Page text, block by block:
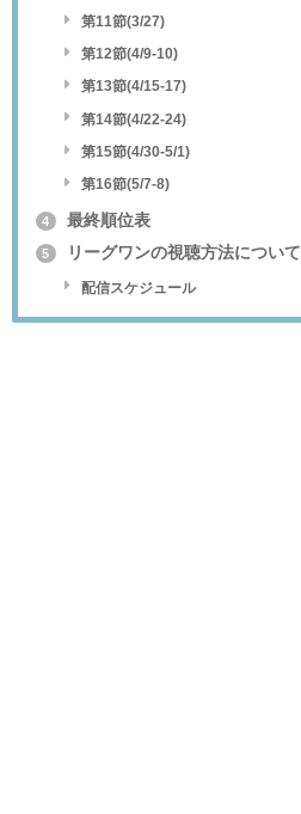
第11節(3/27)
第12節(4/9-10)
第13節(4/15-17)
第14節(4/22-24)
第15節(4/30-5/1)
第16節(5/7-8)
4 最終順位表
5 リーグワンの視聴方法について
配信スケジュール